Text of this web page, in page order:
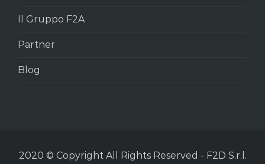
Il Gruppo F2A
Partner
Blog
2020 © Copyright All Rights Reserved - F2D S.r.l.